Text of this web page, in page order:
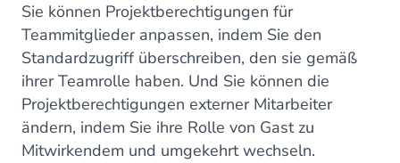
Sie können Projektberechtigungen für
Teammitglieder anpassen, indem Sie den
Standardzugriff überschreiben, den sie gemäß
ihrer Teamrolle haben. Und Sie können die
Projektberechtigungen externer Mitarbeiter
ändern, indem Sie ihre Rolle von Gast zu
Mitwirkendem und umgekehrt wechseln.